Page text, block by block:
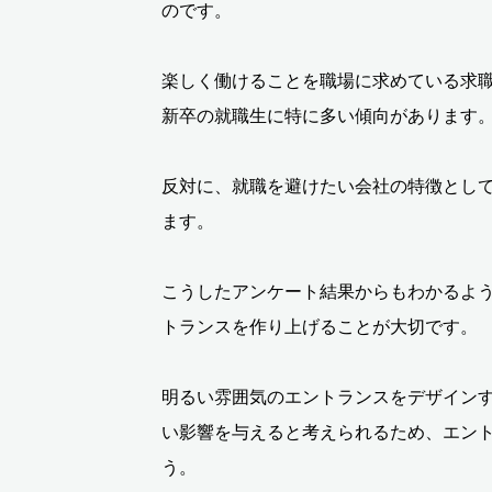
のです。
楽しく働けることを職場に求めている求
新卒の就職生に特に多い傾向があります
反対に、就職を避けたい会社の特徴とし
ます。
こうしたアンケート結果からもわかるよ
トランスを作り上げることが大切です。
明るい雰囲気のエントランスをデザイン
い影響を与えると考えられるため、エン
う。